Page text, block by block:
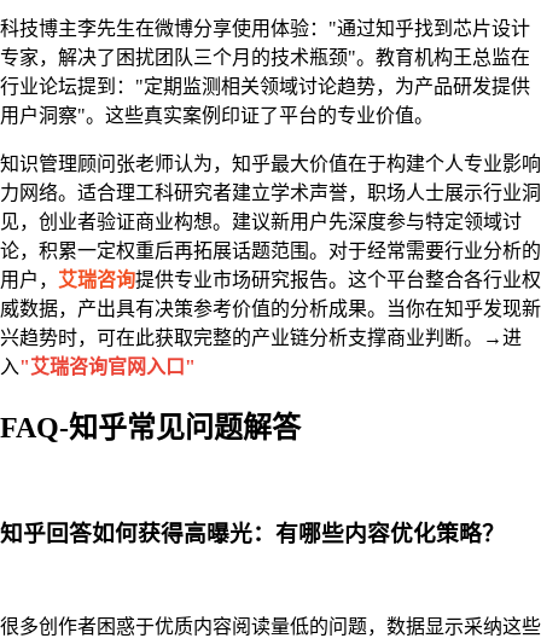
科技博主李先生在微博分享使用体验："通过知乎找到芯片设计
专家，解决了困扰团队三个月的技术瓶颈"。教育机构王总监在
行业论坛提到："定期监测相关领域讨论趋势，为产品研发提供
用户洞察"。这些真实案例印证了平台的专业价值。
知识管理顾问张老师认为，知乎最大价值在于构建个人专业影响
力网络。适合理工科研究者建立学术声誉，职场人士展示行业洞
见，创业者验证商业构想。建议新用户先深度参与特定领域讨
论，积累一定权重后再拓展话题范围。对于经常需要行业分析的
用户， 艾瑞咨询提供专业市场研究报告。这个平台整合各行业权
威数据，产出具有决策参考价值的分析成果。当你在知乎发现新
兴趋势时，可在此获取完整的产业链分析支撑商业判断。→进
入"艾瑞咨询官网入口"
FAQ-知乎常见问题解答
知乎回答如何获得高曝光：有哪些内容优化策略？
很多创作者困惑于优质内容阅读量低的问题，数据显示采纳这些